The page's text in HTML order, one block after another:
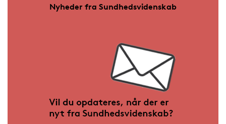
Nyheder fra Sundhedsvidenskab